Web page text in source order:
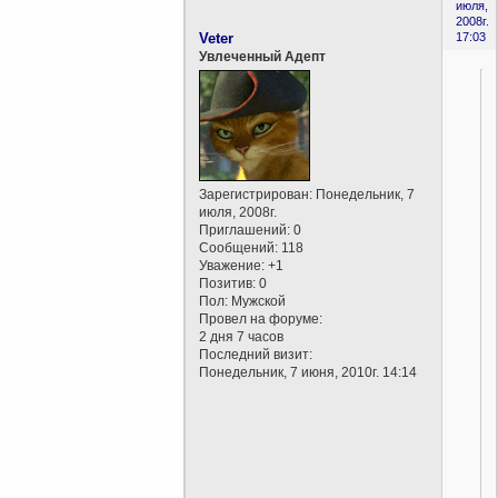
июля,
2008г.
17:03
Veter
Увлеченный Адепт
Зарегистрирован: Понедельник, 7
июля, 2008г.
Приглашений: 0
Сообщений: 118
Уважение: +1
Позитив: 0
Пол: Мужской
Провел на форуме:
2 дня 7 часов
Последний визит:
Понедельник, 7 июня, 2010г. 14:14